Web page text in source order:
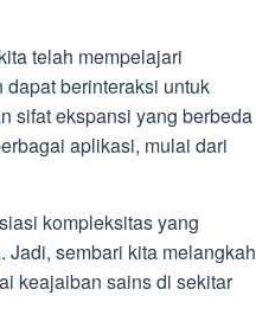
telah mempelajari
berinteraksi untuk
sifat ekspansi yang berbeda
aplikasi, mulai dari
kompleksitas yang
sembari kita melangkah
keajaiban sains di sekitar